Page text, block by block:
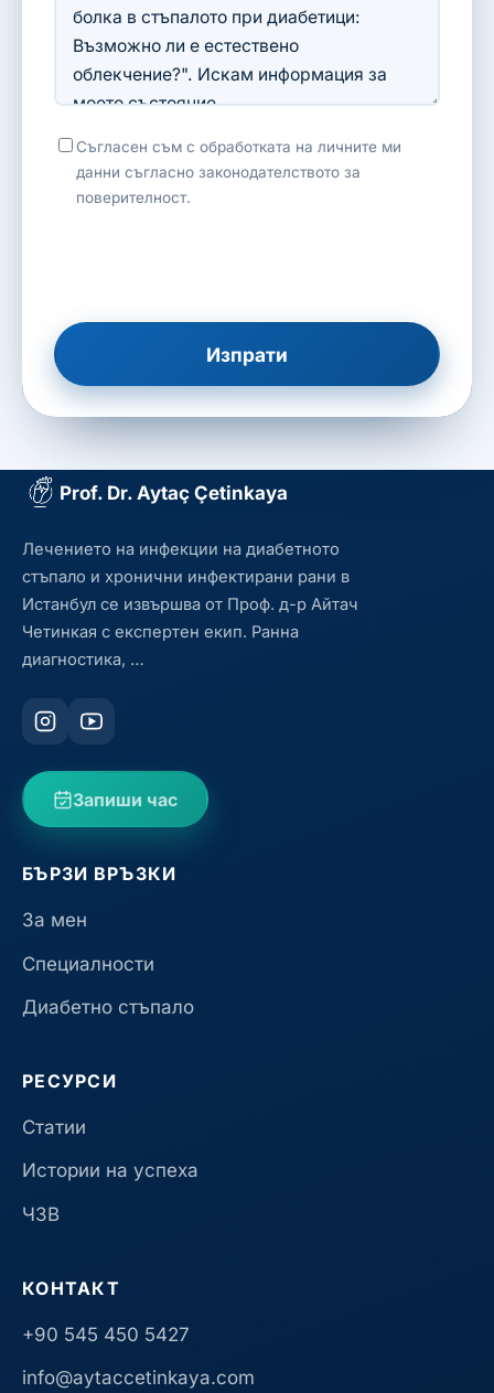
Съгласен съм с обработката на личните ми
данни съгласно законодателството за
поверителност.
Изпрати
Prof. Dr. Aytaç Çetinkaya
Лечението на инфекции на диабетното
стъпало и хронични инфектирани рани в
Истанбул се извършва от Проф. д-р Айтач
Четинкая с експертен екип. Ранна
диагностика, …
Запиши час
БЪРЗИ ВРЪЗКИ
За мен
Специалности
Диабетно стъпало
РЕСУРСИ
Статии
Истории на успеха
ЧЗВ
КОНТАКТ
+90 545 450 5427
info@aytaccetinkaya.com